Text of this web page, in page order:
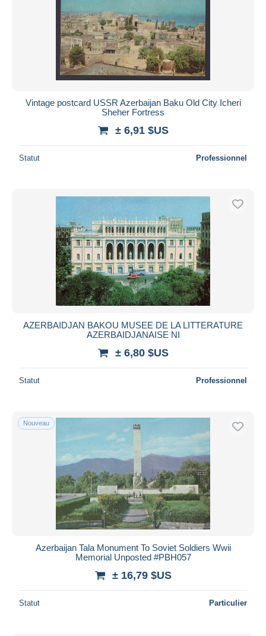
Vintage postcard USSR Azerbaijan Baku Old City Icheri
Sheher Fortress
± 6,91 $US
Statut Professionnel
AZERBAIDJAN BAKOU MUSEE DE LA LITTERATURE
AZERBAIDJANAISE NI
± 6,80 $US
Statut Professionnel
Nouveau
Azerbaijan Tala Monument To Soviet Soldiers Wwii
Memorial Unposted #PBH057
± 16,79 $US
Statut Particulier